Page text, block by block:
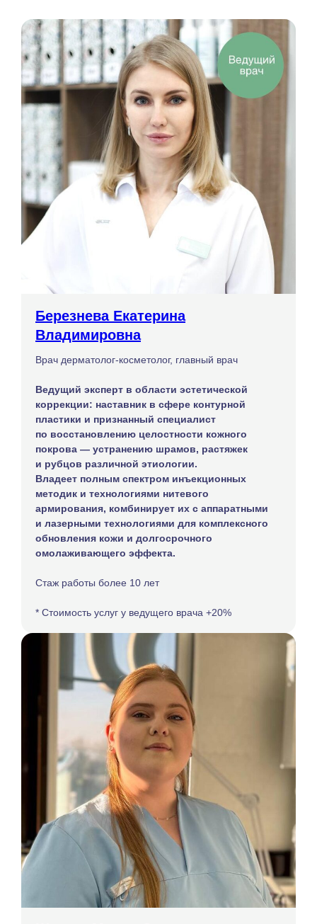
Березнева Екатерина
Владимировна
Врач дерматолог-косметолог, главный врач
Ведущий эксперт в области эстетической
коррекции: наставник в сфере контурной
пластики и признанный специалист
по восстановлению целостности кожного
покрова — устранению шрамов, растяжек
и рубцов различной этиологии.
Владеет полным спектром инъекционных
методик и технологиями нитевого
армирования, комбинирует их с аппаратными
и лазерными технологиями для комплексного
обновления кожи и долгосрочного
омолаживающего эффекта.
Стаж работы более 10 лет
* Стоимость услуг у ведущего врача +20%